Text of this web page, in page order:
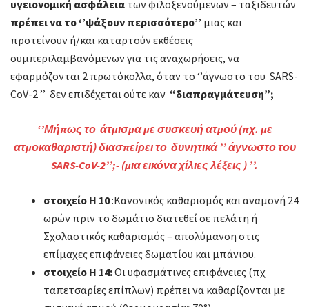
υγειονομική ασφάλεια των φιλοξενούμενων – ταξιδευτών
πρέπει να το ‘’ψάξουν περισσότερο’’ μιας και
προτείνουν ή/και καταρτούν εκθέσεις
συμπεριλαμβανόμενων για τις αναχωρήσεις, να
εφαρμόζονται 2 πρωτόκολλα, όταν το ‘’άγνωστο του SARS-
CoV-2 ’’ δεν επιδέχεται ούτε καν “διαπραγμάτευση”;
‘’Μήπως το άτμισμα με συσκευή ατμού (πχ. με
ατμοκαθαριστή) διασπείρει το δυνητικά ’’ άγνωστο του
SARS-CoV-2’’;- (μια εικόνα χίλιες λέξεις ) ’’.
στοιχείο Η 10:Κανονικός καθαρισμός και αναμονή 24
ωρών πριν το δωμάτιο διατεθεί σε πελάτη ή
Σχολαστικός καθαρισμός – απολύμανση στις
επίμαχες επιφάνειες δωματίου και μπάνιου.
στοιχείο Η 14:Οι υφασμάτινες επιφάνειες (πχ
ταπετσαρίες επίπλων) πρέπει να καθαρίζονται με